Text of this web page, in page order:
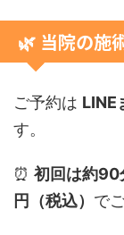
🌿 当院の施
ご予約は LINE
す。
⏰ 初回は約
円（税込） で